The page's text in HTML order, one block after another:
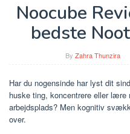
Noocube
bedste
By Zahra Thunzira
Har du nogensinde har lyst dit
huske ting, koncentrere eller
arbejdsplads? Men kognitiv
over.